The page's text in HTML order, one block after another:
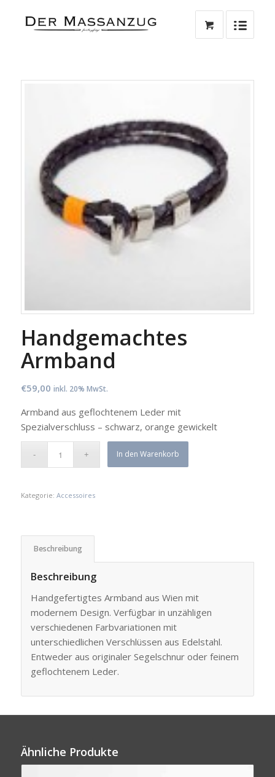
Handgemachtes
Armband
€59,00 inkl. 20% MwSt.
Armband aus geflochtenem Leder mit
Spezialverschluss – schwarz, orange gewickelt
In den Warenkorb
Kategorie: Accessoires
Beschreibung
Beschreibung
Handgefertigtes Armband aus Wien mit
modernem Design. Verfügbar in unzähligen
verschiedenen Farbvariationen mit
unterschiedlichen Verschlüssen aus Edelstahl.
Entweder aus originaler Segelschnur oder feinem
geflochtenem Leder.
Ähnliche Produkte